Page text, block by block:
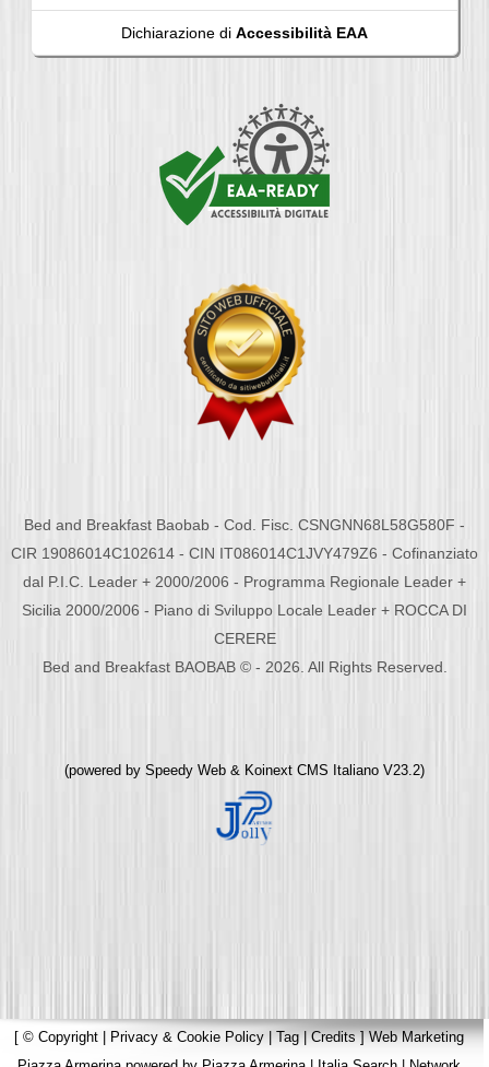
Dichiarazione di Accessibilità EAA
Bed and Breakfast Baobab - Cod. Fisc. CSNGNN68L58G580F -
CIR 19086014C102614 - CIN IT086014C1JVY479Z6 - Cofinanziato
dal P.I.C. Leader + 2000/2006 - Programma Regionale Leader +
Sicilia 2000/2006 - Piano di Sviluppo Locale Leader + ROCCA DI
CERERE
Bed and Breakfast BAOBAB © - 2026. All Rights Reserved.
(powered by Speedy Web & Koinext CMS Italiano V23.2)
[ © Copyright | Privacy & Cookie Policy | Tag|Credits]Web Marketing